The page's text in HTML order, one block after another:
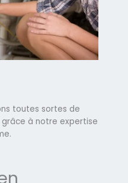
toutes sortes de
à notre expertise